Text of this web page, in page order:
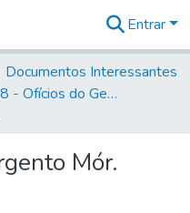
Entrar
Documentos Interessantes
Volume 78 - Ofícios do General Martim Lopes Lobo de Saldanha (1777)
Mór.